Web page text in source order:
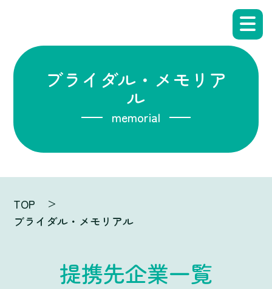
ブライダル・メモリア
ル
memorial
TOP
ブライダル・メモリアル
提携先企業一覧